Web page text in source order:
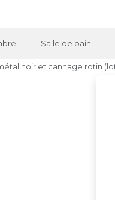
Salle de bain
noir et cannage rotin